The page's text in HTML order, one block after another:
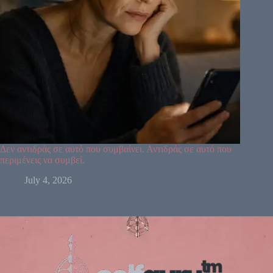
Δεν αντιδράς σε αυτό που συμβαίνει. Αντιδράς σε αυτό που
περιμένεις να συμβεί.
July 4, 2026